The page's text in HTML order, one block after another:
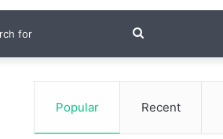
Search
for
Popular Recent